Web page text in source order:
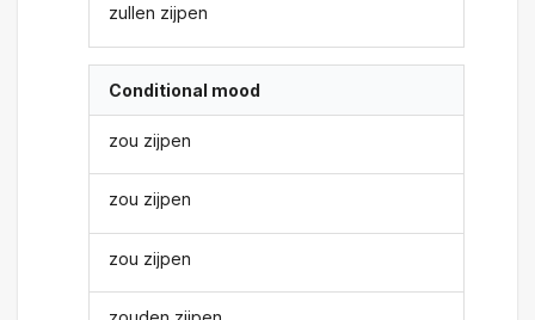
zullen zijpen
Conditional mood
zou zijpen
zou zijpen
zou zijpen